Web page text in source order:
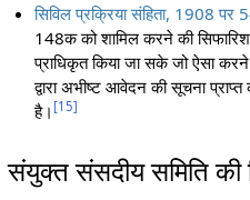
सिविल प्रक्रिया संहिता, 1908 पर
148क को शामिल करने की सिफारिश
प्राधिकृत किया जा सके जो ऐसा
द्वारा अभीष्ट आवेदन की सूचना प्राप्त
है। [15]
संयुक्त संसदीय समिति की